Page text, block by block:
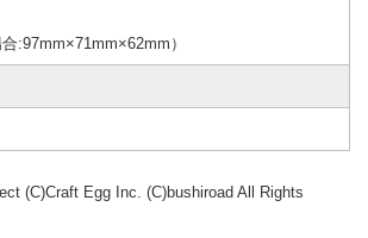
:97mm×71mm×62mm）
(C)Craft Egg Inc. (C)bushiroad All Rights